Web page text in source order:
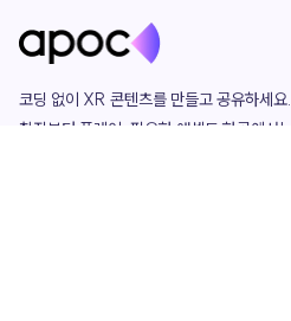
코딩 없이 XR 콘텐츠를 만들고 공유하세요.
창작부터 플레이, 필요한 애셋도 한곳에서!